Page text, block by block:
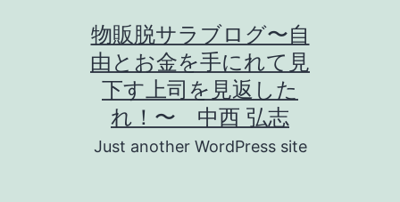
物販脱サラブログ〜自
由とお金を手にれて見
下す上司を見返した
れ！〜 中西 弘志
Just another WordPress site